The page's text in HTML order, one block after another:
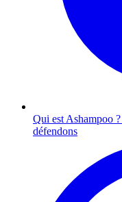
Qui est Ashampoo ?
défendons